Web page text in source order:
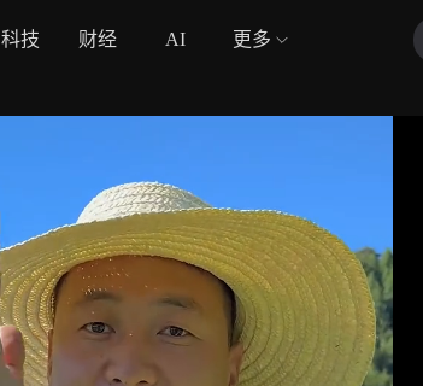
科技 财经 AI 更多